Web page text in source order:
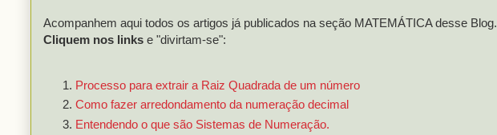
Acompanhem aqui todos os artigos já publicados na seção MATEMÁTICA desse Blog.
Cliquem nos links e "divirtam-se":
Processo para extrair a Raiz Quadrada de um número
Como fazer arredondamento da numeração decimal
Entendendo o que são Sistemas de Numeração.